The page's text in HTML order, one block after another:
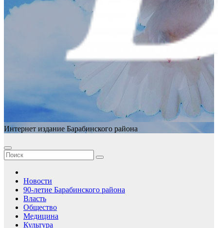
Интернет издание Барабинского района
Новости
90-летие Барабинского района
Власть
Общество
Медицина
Культура